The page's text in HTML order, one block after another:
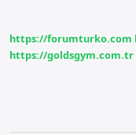
https://forumturko.com
https://goldsgym.com.tr